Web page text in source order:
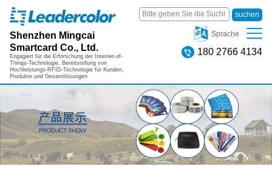
Shenzhen Mingcai
Smartcard Co., Ltd.
Engagiert für die Erforschung der Internet-of-
Things-Technologie, Bereitstellung von
Hochleistungs-RFID-Technologie für Kunden,
Produkte und Gesamtlösungen
suchen
Sprache
180 2766 4134